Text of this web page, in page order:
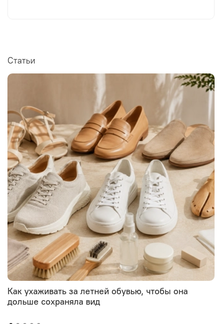
Статьи
Как ухаживать за летней обувью, чтобы она
дольше сохраняла вид